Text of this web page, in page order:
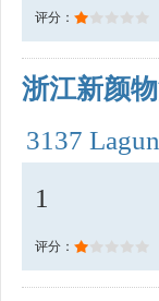
评分：
浙江新颜
3137
1
评分：